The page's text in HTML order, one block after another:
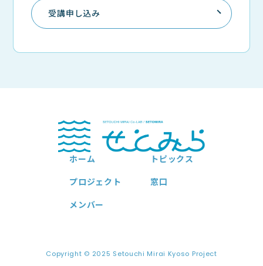
受講申し込み
ホーム
プロジェクト
メンバー
トピックス
窓口
Copyright © 2025 Setouchi Mirai Kyoso Project